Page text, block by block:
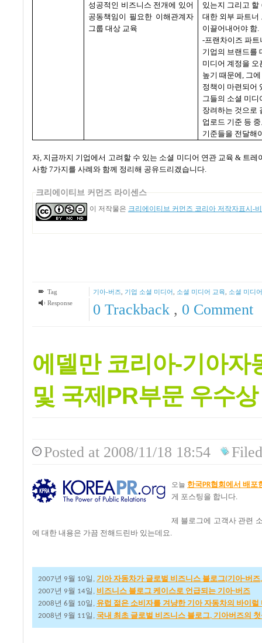
성공적인 비즈니스 전개에 있어
공동책임이 필요한 이해관계자
그룹 대상 교육
있는지 그리고 할
대한 외부 파트너
이끌어내어야 함.
-프랜차이즈 파
기업의 브랜드를
미디어 계정을 오
높기 때문에, 그
정책이 마련되어
그들의 소셜 미디
장려하는 것으로
업로드 기준 등
기준들을 전달해
자, 지금까지 기업에서 고려할 수 있는 소셜 미디어 연관 교육 & 트레
사항 7가지를 사례와 함께 정리해 공유드리겠습니다.
크리에이티브 커먼즈 라이센스
이 저작물은 크리에이티브 커먼즈 코리아 저작자표시-
Tag 기아-버즈 기업 소셜 미디어 소셜 미디어 교육
소셜 미디
Response
0 Trackback , 0 Comment
에델만 코리아-기아자
및 국제PR부문 우수
Posted at 2008/11/18 18:54 Filed
오늘 한국PR협회에서 배포
게 포스팅을 합니다.
제 블로그에 고객사 관련
에 대한 내용은 가끔 전해드린바 있는데요.
2007년 9월 10일 , 기아 자동차가 글로벌 비즈니스 블로그(기아-버즈
2007년 9월 14일 , 비즈니스 블로그 케이스로 언급되는 기아-버즈
2008년 6월 10일 , 유럽 젊은 소비자를 겨냥한 기아 자동차의 바이럴
2008년 9월 11일 , 국내 최초 글로벌 비즈니스 블로그, 기아버즈의